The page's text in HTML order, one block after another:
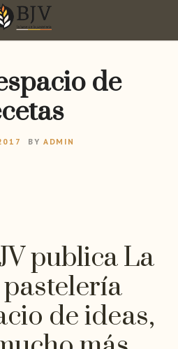
de
BY ADMIN
publica La
de ideas,